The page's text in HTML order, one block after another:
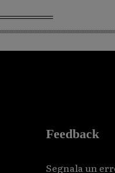
Feedback
Segnala un